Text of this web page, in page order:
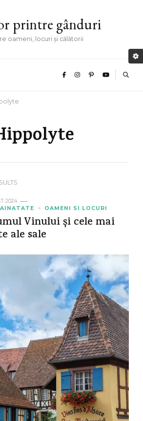
printre gânduri
oameni, locuri și călătorii
2024
OAMENI SI LOCURI
Vinului și cele mai
ale sale